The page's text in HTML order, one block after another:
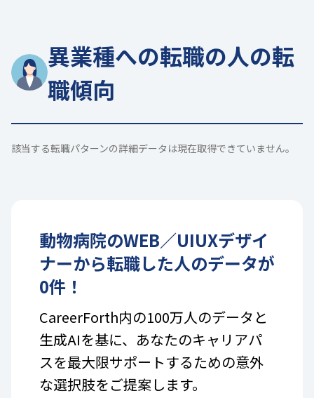
異業種への転職の人の転
職傾向
該当する転職パターンの詳細データは現在取得できていません。
動物病院のWEB／UIUXデザイ
ナーから転職した人のデータが
0件！
CareerForth内の100万人のデータと
生成AIを基に、あなたのキャリアパ
スを最大限サポートするための意外
な選択肢をご提案します。